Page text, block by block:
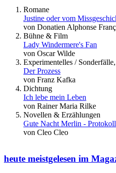
Romane
Justine oder vom
von Donatien Alphonse
Bühne & Film
Lady Windermere's Fan
von Oscar Wilde
Experimentelles /
Der Prozess
von Franz Kafka
Dichtung
Ich lebe mein Leben
von Rainer Maria Rilke
Novellen & Erzählungen
Gute Nacht Merlin -
von Cleo Cleo
heute meistgelesen im